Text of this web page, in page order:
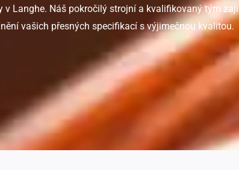
v Langhe. Náš pokročilý strojní a kvalifikovaný tým
vašich přesných specifikací s výjimečnou kvalitou.